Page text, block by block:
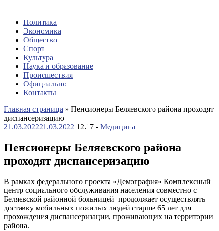
Политика
Экономика
Общество
Спорт
Культура
Наука и образование
Происшествия
Официально
Контакты
Главная страница » Пенсионеры Беляевского района проходят
диспансеризацию
21.03.202221.03.2022 12:17 - Медицина
Пенсионеры Беляевского района
проходят диспансеризацию
В рамках федерального проекта «Демография» Комплексный
центр социального обслуживания населения совместно с
Беляевской районной больницей продолжает осуществлять
доставку мобильных пожилых людей старше 65 лет для
прохождения диспансеризации, проживающих на территории
района.